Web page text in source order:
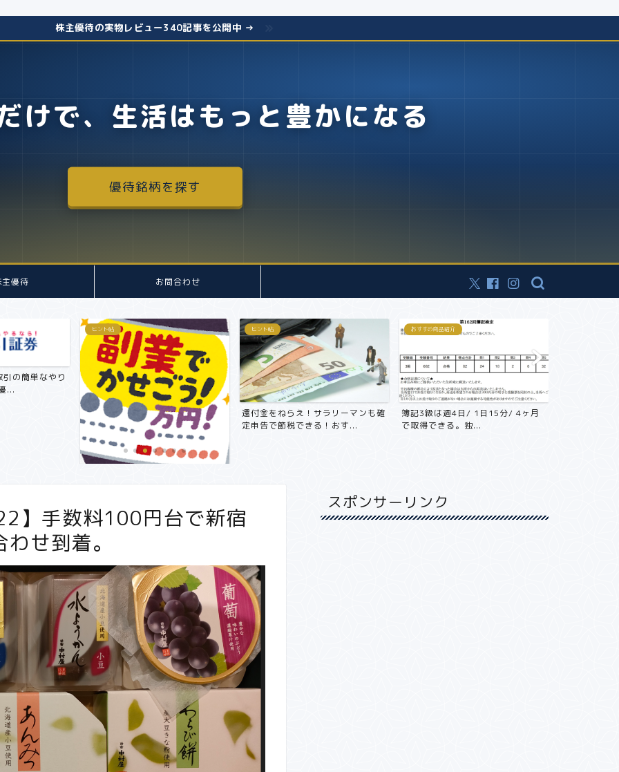
株主優待の実物レビュー340記事を公開中 →
けで、生活はもっと豊かになる
優待銘柄を探す
主優待 お問合わせ
の簡単なやり
...
ヒント帖 ヒント帖
還付金をねらえ！サラリーマンも確
定申告で節税できる！おす...
おすすめ商品紹介
簿記3級は週4日/ 1日15分/ 4ヶ月
で取得できる。独...
】手数料100円台で新宿
せ到着。
スポンサーリンク